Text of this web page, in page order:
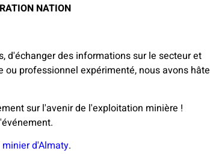
NATION
d'échanger des informations sur le secteur et
professionnel expérimenté, nous avons hâte
sur l'avenir de l'exploitation minière !
d'Almaty.